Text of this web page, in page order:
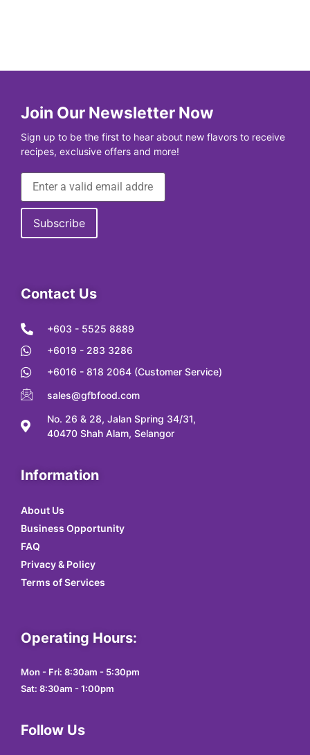
Join Our Newsletter Now
Sign up to be the first to hear about new flavors to receive
recipes, exclusive offers and more!
Contact Us
+603 - 5525 8889
+6019 - 283 3286
+6016 - 818 2064 (Customer Service)
sales@gfbfood.com
No. 26 & 28, Jalan Spring 34/31,
40470 Shah Alam, Selangor
Information
About Us
Business Opportunity
FAQ
Privacy & Policy
Terms of Services
Operating Hours:
Mon - Fri: 8:30am - 5:30pm
Sat: 8:30am - 1:00pm
Follow Us